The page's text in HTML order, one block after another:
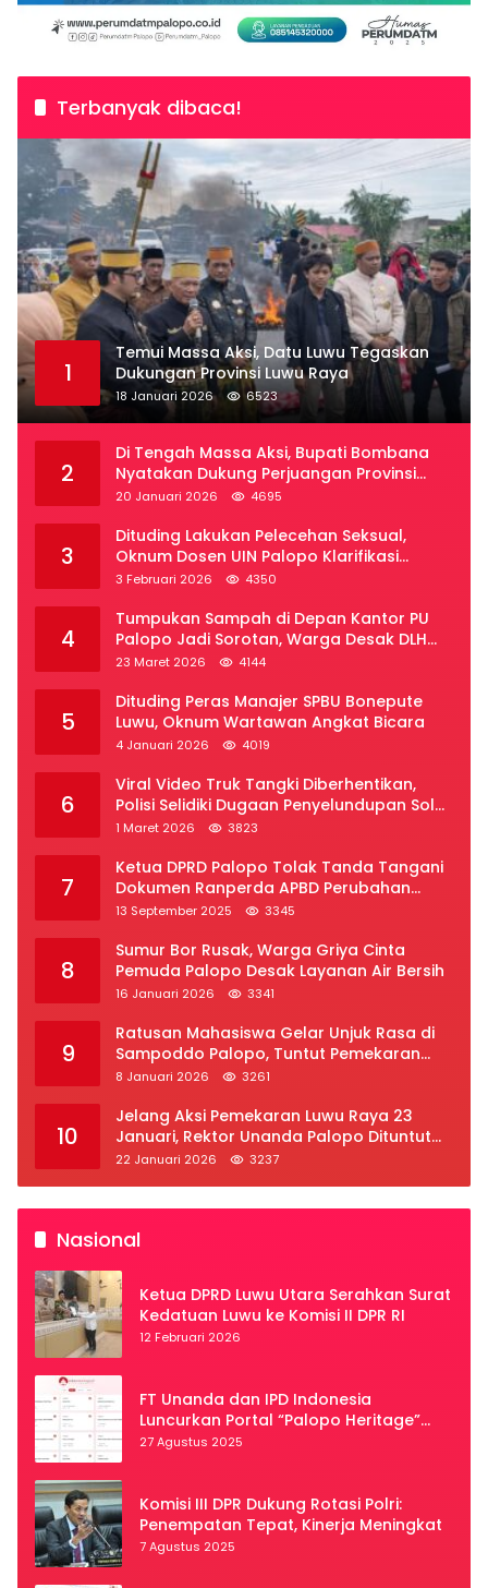
Terbanyak dibaca!
1
Temui Massa Aksi, Datu Luwu Tegaskan
Dukungan Provinsi Luwu Raya
18 Januari 2026 6523
2
Di Tengah Massa Aksi, Bupati Bombana
Nyatakan Dukung Perjuangan Provinsi
Luwu Raya
20 Januari 2026 4695
3
Dituding Lakukan Pelecehan Seksual,
Oknum Dosen UIN Palopo Klarifikasi
Kronologi
3 Februari 2026 4350
4
Tumpukan Sampah di Depan Kantor PU
Palopo Jadi Sorotan, Warga Desak DLH
Segera Bertindak
23 Maret 2026 4144
5
Dituding Peras Manajer SPBU Bonepute
Luwu, Oknum Wartawan Angkat Bicara
4 Januari 2026 4019
6
Viral Video Truk Tangki Diberhentikan,
Polisi Selidiki Dugaan Penyelundupan Solar
Subsidi di Palopo
1 Maret 2026 3823
7
Ketua DPRD Palopo Tolak Tanda Tangani
Dokumen Ranperda APBD Perubahan
2025
13 September 2025 3345
8
Sumur Bor Rusak, Warga Griya Cinta
Pemuda Palopo Desak Layanan Air Bersih
16 Januari 2026 3341
9
Ratusan Mahasiswa Gelar Unjuk Rasa di
Sampoddo Palopo, Tuntut Pemekaran
Provinsi Luwu Raya
8 Januari 2026 3261
10
Jelang Aksi Pemekaran Luwu Raya 23
Januari, Rektor Unanda Palopo Dituntut
Liburkan Mahasiswa
22 Januari 2026 3237
Nasional
Ketua DPRD Luwu Utara Serahkan Surat
Kedatuan Luwu ke Komisi II DPR RI
12 Februari 2026
FT Unanda dan IPD Indonesia
Luncurkan Portal “Palopo Heritage”
Secara Virtual
27 Agustus 2025
Komisi III DPR Dukung Rotasi Polri:
Penempatan Tepat, Kinerja Meningkat
7 Agustus 2025